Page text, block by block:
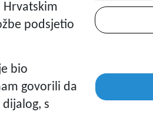
Hrvatskim
podsjetio
bio
govorili da
s